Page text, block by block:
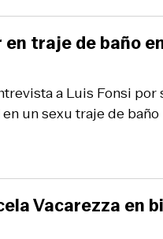
a Luis Fonsi
un sexu traje de baño
traje de baño
Vacarezza en